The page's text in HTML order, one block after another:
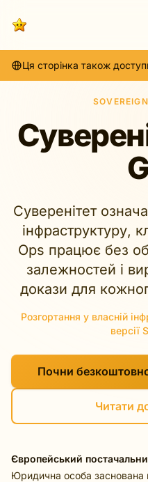
Суверенітет
інфраструктуру,
Ops працює без
залежностей і
докази для
Розгортання у власній
версії
Почни
Читати
Європейський
Юридична особа заснована
Ця сторінка також